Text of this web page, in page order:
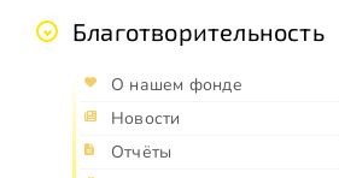
Благотворительность
О нашем фонде
Новости
Отчёты